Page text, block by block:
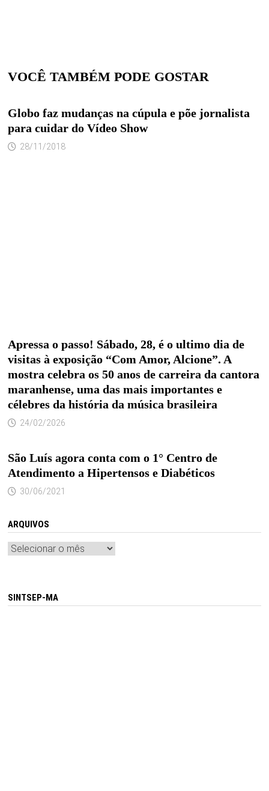
VOCÊ TAMBÉM PODE GOSTAR
Globo faz mudanças na cúpula e põe jornalista
para cuidar do Vídeo Show
28/11/2018
Apressa o passo! Sábado, 28, é o ultimo dia de
visitas à exposição “Com Amor, Alcione”. A
mostra celebra os 50 anos de carreira da cantora
maranhense, uma das mais importantes e
célebres da história da música brasileira
24/02/2026
São Luís agora conta com o 1° Centro de
Atendimento a Hipertensos e Diabéticos
30/06/2021
ARQUIVOS
Arquivos
SINTSEP-MA